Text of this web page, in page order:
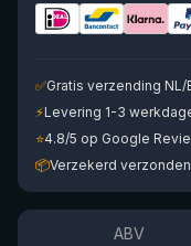
✅Gratis verzending NL/
⚡Levering 1-3
⭐4.8/5 op Google
📦Verzekerd
ABV